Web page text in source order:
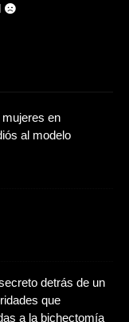
en
al modelo
detrás de un
que
a la bichectomía